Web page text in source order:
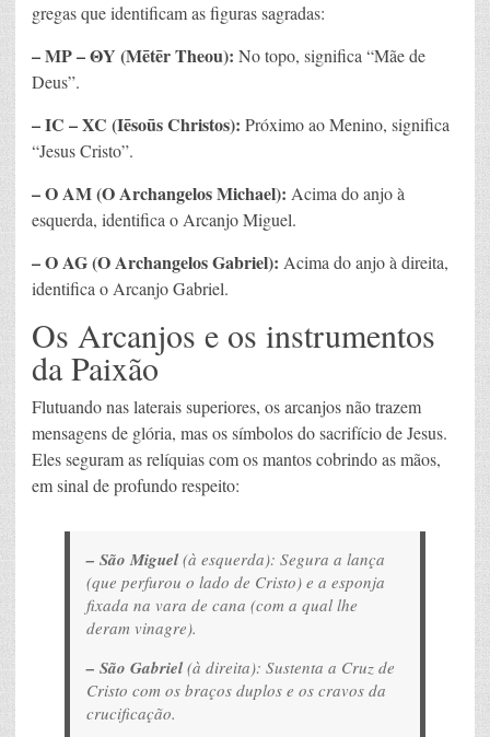
gregas que identificam as figuras sagradas:
– MP – ΘY (Mētēr Theou): No topo, significa “Mãe de
Deus”.
– IC – XC (Iēsoūs Christos): Próximo ao Menino, significa
“Jesus Cristo”.
– O AM (O Archangelos Michael): Acima do anjo à
esquerda, identifica o Arcanjo Miguel.
– O AG (O Archangelos Gabriel): Acima do anjo à direita,
identifica o Arcanjo Gabriel.
Os Arcanjos e os instrumentos
da Paixão
Flutuando nas laterais superiores, os arcanjos não trazem
mensagens de glória, mas os símbolos do sacrifício de Jesus.
Eles seguram as relíquias com os mantos cobrindo as mãos,
em sinal de profundo respeito:
– São Miguel(à esquerda): Segura a lança
(que perfurou o lado de Cristo) e a esponja
fixada na vara de cana (com a qual lhe
deram vinagre).
– São Gabriel(à direita): Sustenta a Cruz de
Cristo com os braços duplos e os cravos da
crucificação.